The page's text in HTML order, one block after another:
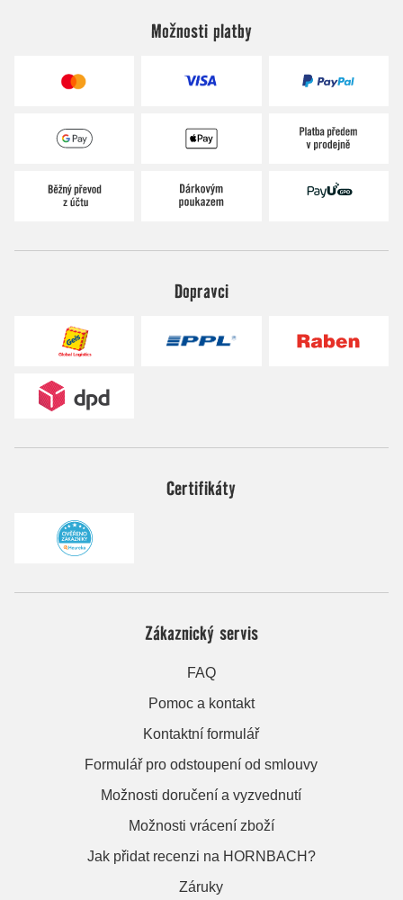
Možnosti platby
Dopravci
Certifikáty
Zákaznický servis
FAQ
Pomoc a kontakt
Kontaktní formulář
Formulář pro odstoupení od smlouvy
Možnosti doručení a vyzvednutí
Možnosti vrácení zboží
Jak přidat recenzi na HORNBACH?
Záruky